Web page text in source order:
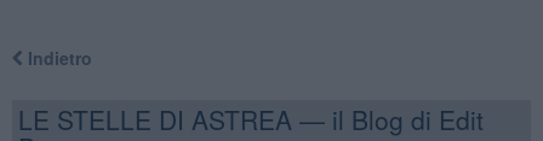
Indietro
LE STELLE DI ASTREA — il Blog di Edit